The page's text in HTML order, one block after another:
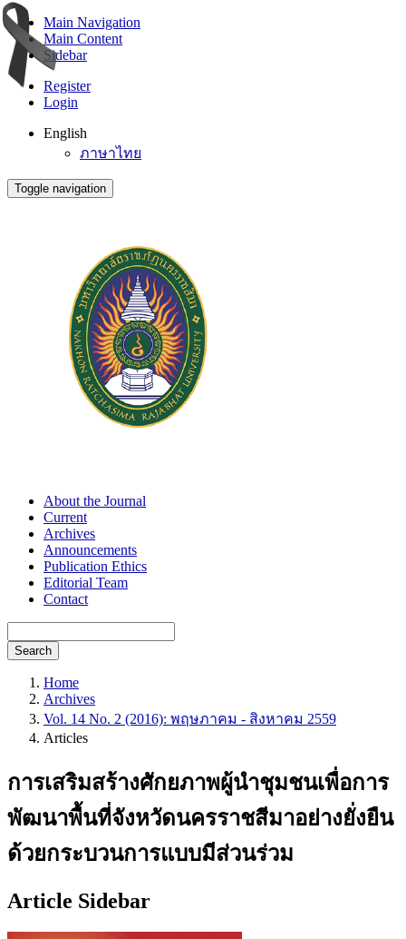
Main Navigation
Main Content
Sidebar
Register
Login
English
ภาษาไทย
Toggle navigation
About the Journal
Current
Archives
Announcements
Publication Ethics
Editorial Team
Contact
Search
Home
Archives
Vol. 14 No. 2 (2016): พฤษภาคม - สิงหาคม 2559
Articles
การเสริมสร้างศักยภาพผู้นำชุมชนเพื่อการ
พัฒนาพื้นที่จังหวัดนครราชสีมาอย่างยั่งยืน
ด้วยกระบวนการแบบมีส่วนร่วม
Article Sidebar